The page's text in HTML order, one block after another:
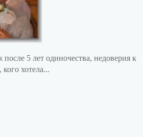
5 лет одиночества, недоверия к
хотела...